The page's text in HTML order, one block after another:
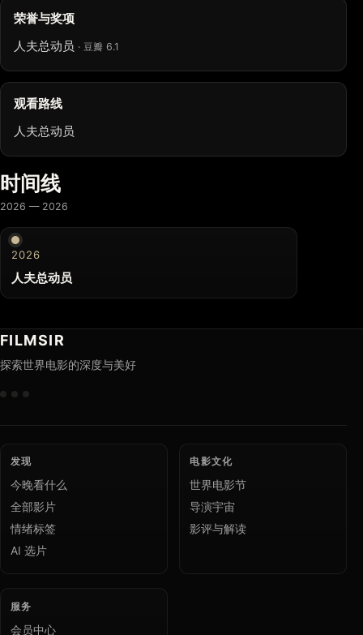
荣誉与奖项
人夫总动员 · 豆瓣 6.1
观看路线
人夫总动员
时间线
2026 — 2026
2026
人夫总动员
FILMSIR
探索世界电影的深度与美好
发现
今晚看什么
全部影片
情绪标签
AI 选片
电影文化
世界电影节
导演宇宙
影评与解读
服务
会员中心